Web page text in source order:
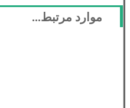
موارد مرتبط...